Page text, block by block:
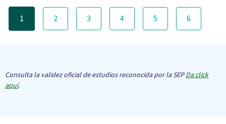
Paginación
1 2 3 4 5 6
Consulta la validez oficial de estudios reconocida por la SEPDa click
aquí.